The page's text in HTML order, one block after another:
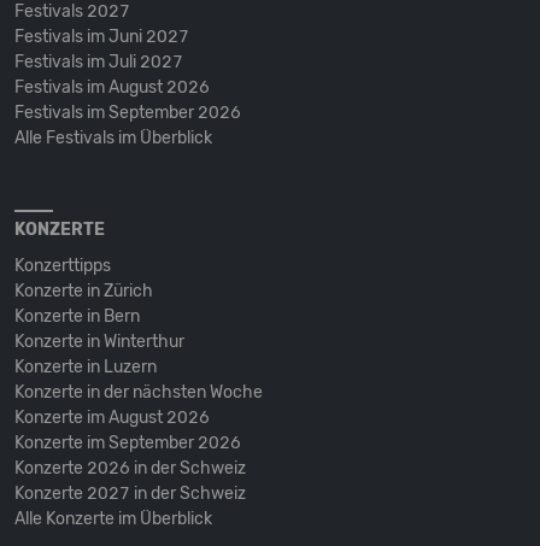
Festivals 2027
Festivals im Juni 2027
Festivals im Juli 2027
Festivals im August 2026
Festivals im September 2026
Alle Festivals im Überblick
KONZERTE
Konzerttipps
Konzerte in Zürich
Konzerte in Bern
Konzerte in Winterthur
Konzerte in Luzern
Konzerte in der nächsten Woche
Konzerte im August 2026
Konzerte im September 2026
Konzerte 2026 in der Schweiz
Konzerte 2027 in der Schweiz
Alle Konzerte im Überblick